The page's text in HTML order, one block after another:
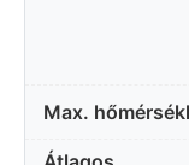
Max.